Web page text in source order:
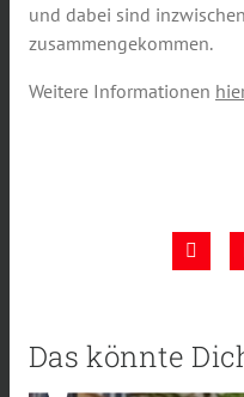
und dabei sind
zusammengekommen.
Weitere Informationen
Das könnte